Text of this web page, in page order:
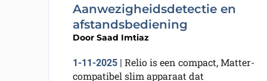
Aanwezigheidsdetectie en
afstandsbediening
Door Saad Imtiaz
1-11-2025| Relio is een compact, Matter-
compatibel slim apparaat dat